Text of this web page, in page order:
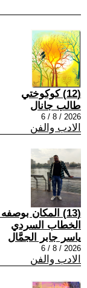
(12) كوكوختي
طالب جانال
2026 / 8 / 6
الادب والفن
(13) المكان
الخطاب السردي
ياسر جابر الجمَّال
2026 / 8 / 6
الادب والفن